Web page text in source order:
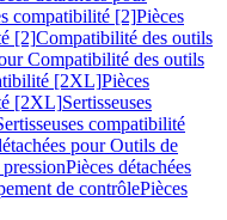
compatibilité [2]Pièces
[2]Compatibilité des outils
Compatibilité des outils
[2XL]Pièces
[2XL]Sertisseuses
compatibilité
pour Outils de
Pièces détachées
de contrôlePièces